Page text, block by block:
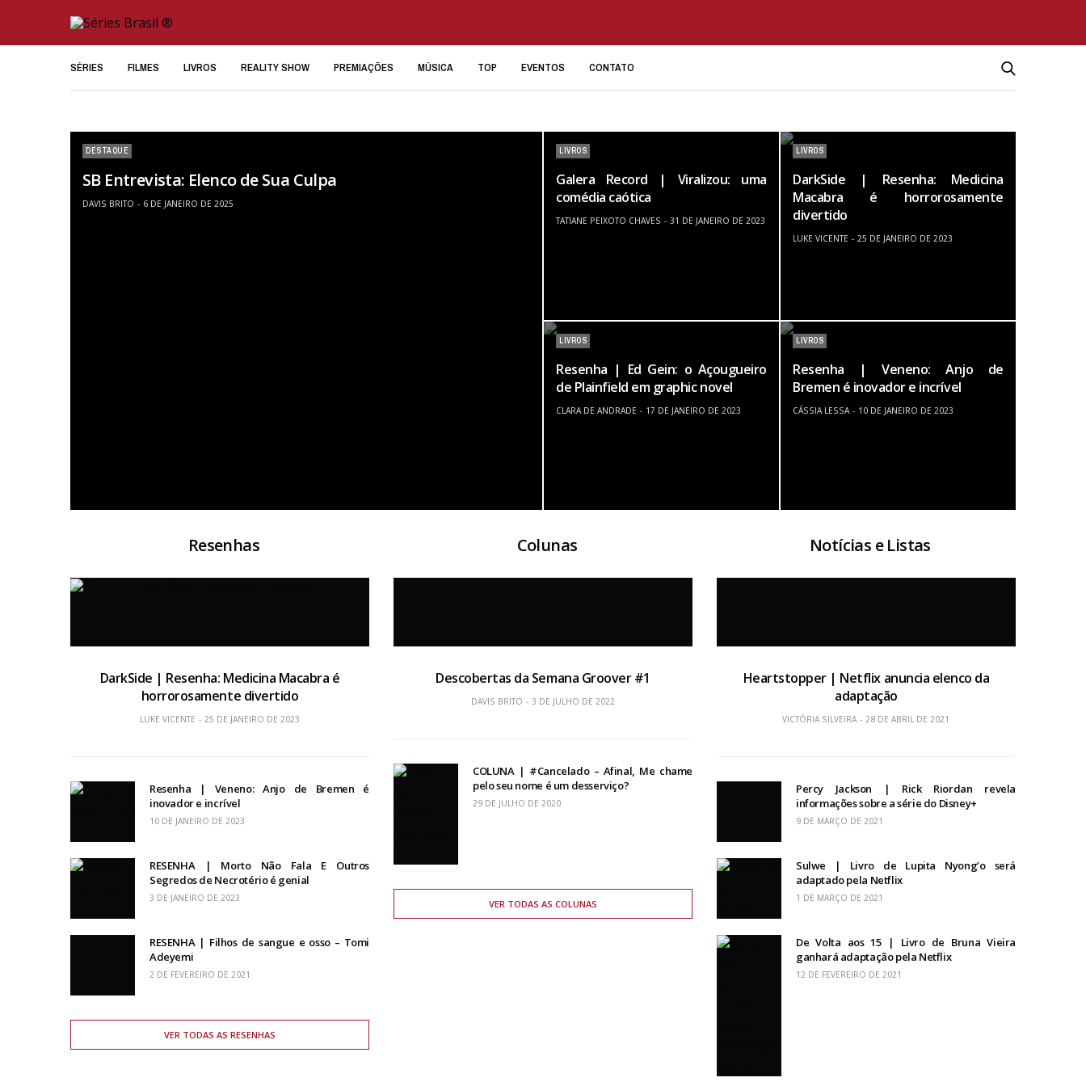
SÉRIES FILMES LIVROS REALITY SHOW PREMIAÇÕES MÚSICA TOP EVENTOS CONTATO
DESTAQUE
SB Entrevista: Elenco de Sua Culpa
DAVIS BRITO 6 DE JANEIRO DE 2025
LIVROS
Galera Record | Viralizou: uma
comédia caótica
TATIANE PEIXOTO CHAVES 31 DE JANEIRO DE 2023
LIVROS
DarkSide | Resenha: Medicina
Macabra é horrorosamente
divertido
LUKE VICENTE 25 DE JANEIRO DE 2023
LIVROS
Resenha | Ed Gein: o Açougueiro
de Plainfield em graphic novel
CLARA DE ANDRADE 17 DE JANEIRO DE 2023
LIVROS
Resenha | Veneno: Anjo de
Bremen é inovador e incrível
CÁSSIA LESSA 10 DE JANEIRO DE 2023
Resenhas
DarkSide | Resenha: Medicina Macabra é
horrorosamente divertido
LUKE VICENTE 25 DE JANEIRO DE 2023
Resenha | Veneno: Anjo de Bremen é
inovador e incrível
10 DE JANEIRO DE 2023
RESENHA | Morto Não Fala E Outros
Segredos de Necrotério é genial
3 DE JANEIRO DE 2023
RESENHA | Filhos de sangue e osso – Tomi
Adeyemi
2 DE FEVEREIRO DE 2021
VER TODAS AS RESENHAS
Colunas
Descobertas da Semana Groover #1
DAVIS BRITO 3 DE JULHO DE 2022
COLUNA | #Cancelado – Afinal, Me chame
pelo seu nome é um desserviço?
29 DE JULHO DE 2020
VER TODAS AS COLUNAS
Notícias e Listas
Heartstopper | Netflix anuncia elenco da
adaptação
VICTÓRIA SILVEIRA 28 DE ABRIL DE 2021
Percy Jackson | Rick Riordan revela
informações sobre a série do Disney+
9 DE MARÇO DE 2021
Sulwe | Livro de Lupita Nyong’o será
adaptado pela Netflix
1 DE MARÇO DE 2021
De Volta aos 15 | Livro de Bruna Vieira
ganhará adaptação pela Netflix
12 DE FEVEREIRO DE 2021